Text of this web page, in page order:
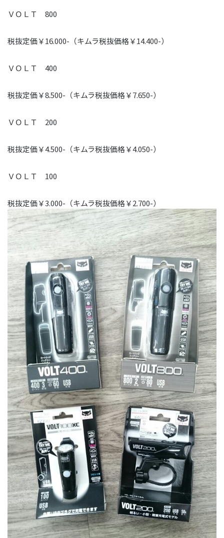
ＶＯＬＴ 800
税抜定価￥16.000-（キムラ税抜価格￥14.400-）
ＶＯＬＴ 400
税抜定価￥8.500-（キムラ税抜価格￥7.650-）
ＶＯＬＴ 200
税抜定価￥4.500-（キムラ税抜価格￥4.050-）
ＶＯＬＴ 100
税抜定価￥3.000-（キムラ税抜価格￥2.700-）